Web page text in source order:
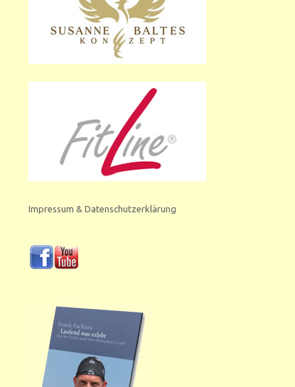
Impressum & Datenschutzerklärung